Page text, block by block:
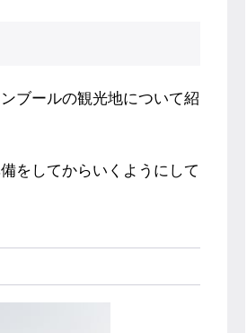
ブールの観光地について紹
をしてからいくようにして